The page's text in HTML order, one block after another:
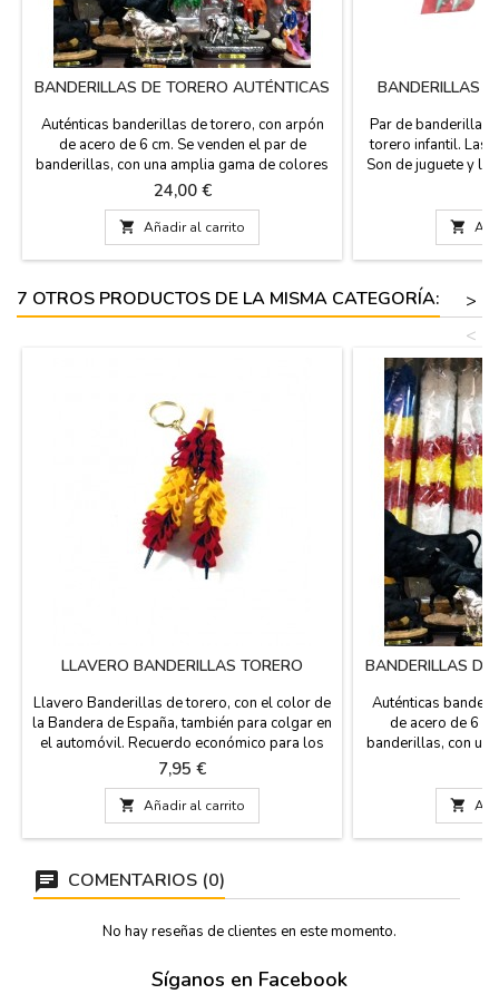
BANDERILLAS DE TORERO AUTÉNTICAS
Auténticas banderillas de torero, con arpón
de acero de 6 cm. Se venden el par de
banderillas, con una amplia gama de colores
que representan a las banderas de España,
Andalucía, Extremadura, Francia... Las
banderillas están hechas a mano y son de
madera forrada con papel, miden 65 cm de
largo.
Precio
24,00 €
 Añadir al carrito
BANDERILLAS
Par de banderillas
torero infantil. Las
Son de juguete y la
incluye en el
pack de

7 OTROS PRODUCTOS DE LA MISMA CATEGORÍA:
>
<
LLAVERO BANDERILLAS TORERO
Llavero Banderillas de torero, con el color de
la Bandera de España, también para colgar en
el automóvil. Recuerdo económico para los
aficionados. Hecho a mano en España.
Medidas: 1,5x 9 cm
Precio
7,95 €
 Añadir al carrito
BANDERILLAS
Auténticas
de acero de 6
banderillas, con
Andalucía,
banderillas están
madera forrada

COMENTARIOS (0)
No hay reseñas de clientes en este momento.
Síganos en Facebook